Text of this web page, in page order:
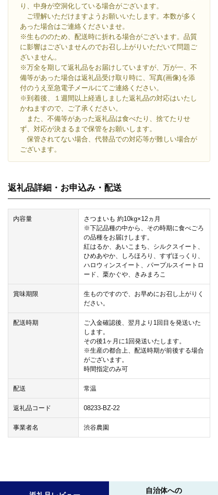
り、中身が空洞化している場合がございます。
ご理解いただけますようお願いいたします。本数が多く
あった場合はご連絡くださいませ。
※生もののため、配送時に折れる場合がございます。品質
に影響はございませんのでお召し上がりいただいて問題ご
ざいません。
※万全を期して返礼品をお届けしていますが、万が一、不
備等があった場合は返礼品受け取り時に、写真(画像)を添
付のうえ至急電子メールにてご連絡ください。
※到着後、１週間以上経過しました返礼品の対応はいたし
かねますので、ご了承ください。
また、不備等があった返礼品は食べたり、捨てたりせ
ず、対応が決まるまで保管をお願いします。
保管されてない場合、代替品での対応等が難しい場合が
ございます。
返礼品詳細・お申込み・配送
内容量
さつまいも 約10kg×12ヵ月
※下記品種の中から、その時期に食べごろ
の品種をお届けします。
紅はるか、あいこまち、シルクスイート、
ひめあやか、しろほろり、すずほっくり、
ハロウィンスイート、パープルスイートロ
ード、栗かぐや、きみまろこ
賞味期限
生ものですので、お早めにお召し上がりく
ださい。
配送時期
ご入金確認後、翌月より1回目を発送いた
します。
その後1ヶ月に1回発送いたします。
※生産の都合上、配送時期が前後する場合
がございます。
時間指定のみ可
配送 常温
返礼品コード 08233-BZ-22
事業者名 渋谷農園
自治体への